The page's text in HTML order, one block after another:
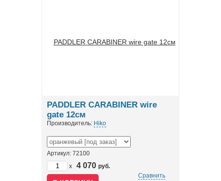
PADDLER CARABINER wire
gate 12см
Производитель: Hiko
Артикул: 72100
x
4 070 руб.
Сравнить